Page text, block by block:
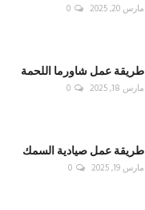
مارس 20, 2025 0
طريقة عمل شاورما اللحمة
مارس 18, 2025 0
طريقة عمل صيادية السمك
مارس 19, 2025 0